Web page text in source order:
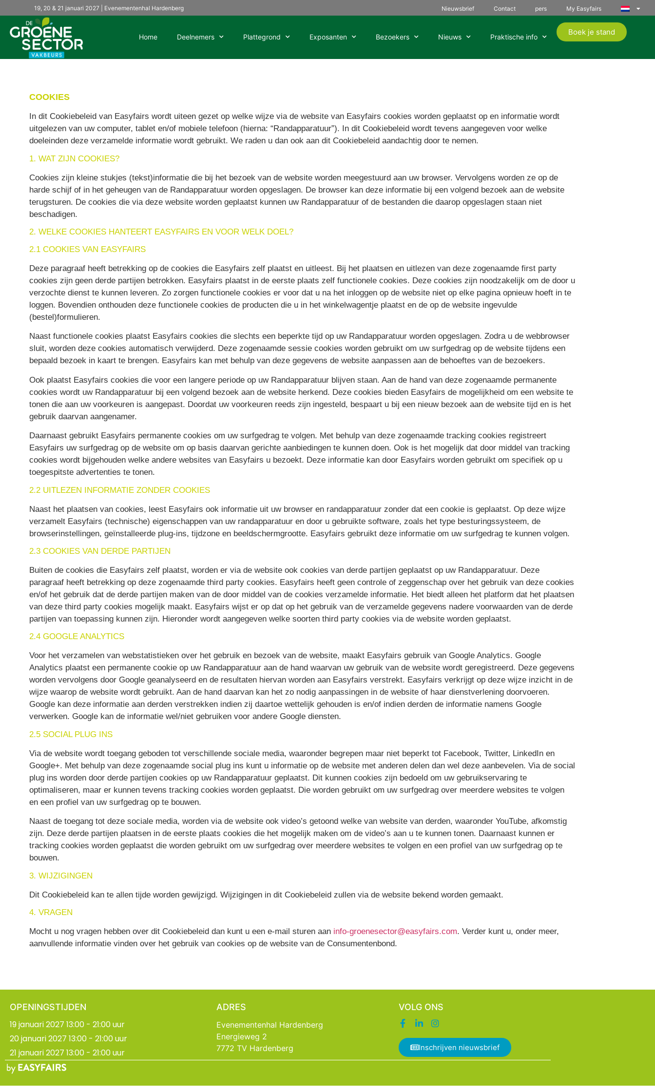
19, 20 & 21 januari 2027 | Evenementenhal Hardenberg Nieuwsbrief Contact pers My Easyfairs
Home Deelnemers Plattegrond Exposanten Bezoekers Nieuws Praktische info Boek je stand
COOKIES
In dit Cookiebeleid van Easyfairs wordt uiteen gezet op welke wijze via de website van Easyfairs cookies worden geplaatst op en informatie wordt
uitgelezen van uw computer, tablet en/of mobiele telefoon (hierna: “Randapparatuur”). In dit Cookiebeleid wordt tevens aangegeven voor welke
doeleinden deze verzamelde informatie wordt gebruikt. We raden u dan ook aan dit Cookiebeleid aandachtig door te nemen.
1. WAT ZIJN COOKIES?
Cookies zijn kleine stukjes (tekst)informatie die bij het bezoek van de website worden meegestuurd aan uw browser. Vervolgens worden ze op de
harde schijf of in het geheugen van de Randapparatuur worden opgeslagen. De browser kan deze informatie bij een volgend bezoek aan de website
terugsturen. De cookies die via deze website worden geplaatst kunnen uw Randapparatuur of de bestanden die daarop opgeslagen staan niet
beschadigen.
2. WELKE COOKIES HANTEERT EASYFAIRS EN VOOR WELK DOEL?
2.1 COOKIES VAN EASYFAIRS
Deze paragraaf heeft betrekking op de cookies die Easyfairs zelf plaatst en uitleest. Bij het plaatsen en uitlezen van deze zogenaamde first party
cookies zijn geen derde partijen betrokken. Easyfairs plaatst in de eerste plaats zelf functionele cookies. Deze cookies zijn noodzakelijk om de door u
verzochte dienst te kunnen leveren. Zo zorgen functionele cookies er voor dat u na het inloggen op de website niet op elke pagina opnieuw hoeft in te
loggen. Bovendien onthouden deze functionele cookies de producten die u in het winkelwagentje plaatst en de op de website ingevulde
(bestel)formulieren.
Naast functionele cookies plaatst Easyfairs cookies die slechts een beperkte tijd op uw Randapparatuur worden opgeslagen. Zodra u de webbrowser
sluit, worden deze cookies automatisch verwijderd. Deze zogenaamde sessie cookies worden gebruikt om uw surfgedrag op de website tijdens een
bepaald bezoek in kaart te brengen. Easyfairs kan met behulp van deze gegevens de website aanpassen aan de behoeftes van de bezoekers.
Ook plaatst Easyfairs cookies die voor een langere periode op uw Randapparatuur blijven staan. Aan de hand van deze zogenaamde permanente
cookies wordt uw Randapparatuur bij een volgend bezoek aan de website herkend. Deze cookies bieden Easyfairs de mogelijkheid om een website te
tonen die aan uw voorkeuren is aangepast. Doordat uw voorkeuren reeds zijn ingesteld, bespaart u bij een nieuw bezoek aan de website tijd en is het
gebruik daarvan aangenamer.
Daarnaast gebruikt Easyfairs permanente cookies om uw surfgedrag te volgen. Met behulp van deze zogenaamde tracking cookies registreert
Easyfairs uw surfgedrag op de website om op basis daarvan gerichte aanbiedingen te kunnen doen. Ook is het mogelijk dat door middel van tracking
cookies wordt bijgehouden welke andere websites van Easyfairs u bezoekt. Deze informatie kan door Easyfairs worden gebruikt om specifiek op u
toegespitste advertenties te tonen.
2.2 UITLEZEN INFORMATIE ZONDER COOKIES
Naast het plaatsen van cookies, leest Easyfairs ook informatie uit uw browser en randapparatuur zonder dat een cookie is geplaatst. Op deze wijze
verzamelt Easyfairs (technische) eigenschappen van uw randapparatuur en door u gebruikte software, zoals het type besturingssysteem, de
browserinstellingen, geïnstalleerde plug-ins, tijdzone en beeldschermgrootte. Easyfairs gebruikt deze informatie om uw surfgedrag te kunnen volgen.
2.3 COOKIES VAN DERDE PARTIJEN
Buiten de cookies die Easyfairs zelf plaatst, worden er via de website ook cookies van derde partijen geplaatst op uw Randapparatuur. Deze
paragraaf heeft betrekking op deze zogenaamde third party cookies. Easyfairs heeft geen controle of zeggenschap over het gebruik van deze cookies
en/of het gebruik dat de derde partijen maken van de door middel van de cookies verzamelde informatie. Het biedt alleen het platform dat het plaatsen
van deze third party cookies mogelijk maakt. Easyfairs wijst er op dat op het gebruik van de verzamelde gegevens nadere voorwaarden van de derde
partijen van toepassing kunnen zijn. Hieronder wordt aangegeven welke soorten third party cookies via de website worden geplaatst.
2.4 GOOGLE ANALYTICS
Voor het verzamelen van webstatistieken over het gebruik en bezoek van de website, maakt Easyfairs gebruik van Google Analytics. Google
Analytics plaatst een permanente cookie op uw Randapparatuur aan de hand waarvan uw gebruik van de website wordt geregistreerd. Deze gegevens
worden vervolgens door Google geanalyseerd en de resultaten hiervan worden aan Easyfairs verstrekt. Easyfairs verkrijgt op deze wijze inzicht in de
wijze waarop de website wordt gebruikt. Aan de hand daarvan kan het zo nodig aanpassingen in de website of haar dienstverlening doorvoeren.
Google kan deze informatie aan derden verstrekken indien zij daartoe wettelijk gehouden is en/of indien derden de informatie namens Google
verwerken. Google kan de informatie wel/niet gebruiken voor andere Google diensten.
2.5 SOCIAL PLUG INS
Via de website wordt toegang geboden tot verschillende sociale media, waaronder begrepen maar niet beperkt tot Facebook, Twitter, LinkedIn en
Google+. Met behulp van deze zogenaamde social plug ins kunt u informatie op de website met anderen delen dan wel deze aanbevelen. Via de social
plug ins worden door derde partijen cookies op uw Randapparatuur geplaatst. Dit kunnen cookies zijn bedoeld om uw gebruikservaring te
optimaliseren, maar er kunnen tevens tracking cookies worden geplaatst. Die worden gebruikt om uw surfgedrag over meerdere websites te volgen
en een profiel van uw surfgedrag op te bouwen.
Naast de toegang tot deze sociale media, worden via de website ook video’s getoond welke van website van derden, waaronder YouTube, afkomstig
zijn. Deze derde partijen plaatsen in de eerste plaats cookies die het mogelijk maken om de video’s aan u te kunnen tonen. Daarnaast kunnen er
tracking cookies worden geplaatst die worden gebruikt om uw surfgedrag over meerdere websites te volgen en een profiel van uw surfgedrag op te
bouwen.
3. WIJZIGINGEN
Dit Cookiebeleid kan te allen tijde worden gewijzigd. Wijzigingen in dit Cookiebeleid zullen via de website bekend worden gemaakt.
4. VRAGEN
Mocht u nog vragen hebben over dit Cookiebeleid dan kunt u een e-mail sturen aan info-groenesector@easyfairs.com. Verder kunt u, onder meer,
aanvullende informatie vinden over het gebruik van cookies op de website van de Consumentenbond.
OPENINGSTIJDEN
19 januari 2027 13:00 - 21:00 uur
20 januari 2027 13:00 - 21:00 uur
21 januari 2027 13:00 - 21:00 uur
ADRES
Evenementenhal Hardenberg
Energieweg 2
7772 TV Hardenberg
VOLG ONS
Inschrijven nieuwsbrief